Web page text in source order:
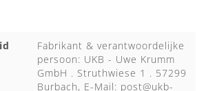
Fabrikant & verantwoordelijke
persoon: UKB - Uwe Krumm
GmbH . Struthwiese 1 . 57299
Burbach, E-Mail: post@ukb-